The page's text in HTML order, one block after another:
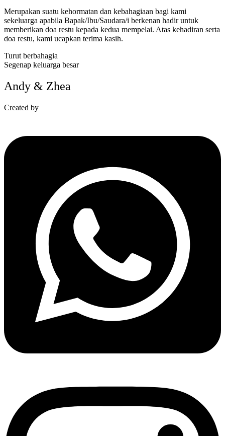
Merupakan suatu kehormatan dan kebahagiaan bagi kami
sekeluarga apabila Bapak/Ibu/Saudara/i berkenan hadir untuk
memberikan doa restu kepada kedua mempelai. Atas kehadiran serta
doa restu, kami ucapkan terima kasih.
Turut berbahagia
Segenap keluarga besar
Andy & Zhea
Created by